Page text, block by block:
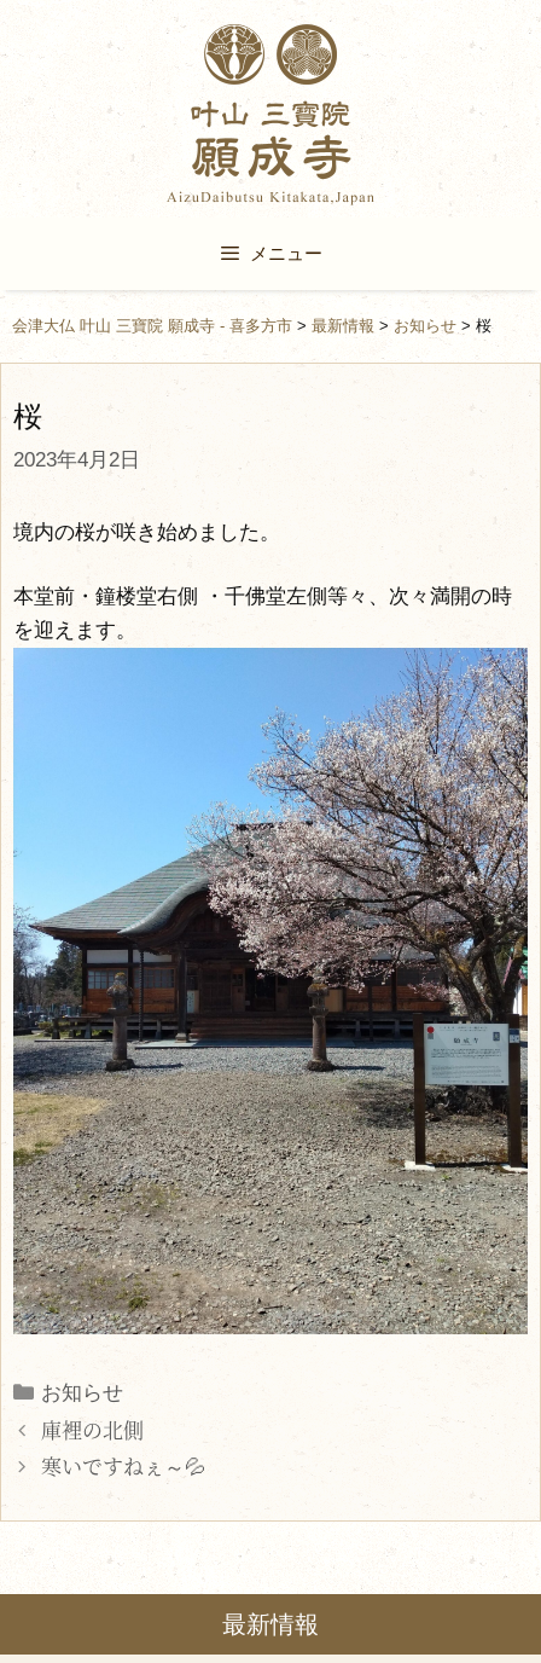
to
content
メニュー
会津大仏 叶山 三寶院 願成寺 - 喜多方市 > 最新情報 > お知らせ > 桜
桜
2023年4月2日
境内の桜が咲き始めました。
本堂前・鐘楼堂右側 ・千佛堂左側等々、次々満開の時
を迎えます。
Categories
お知らせ
庫裡の北側
寒いですねぇ～💦
最新情報